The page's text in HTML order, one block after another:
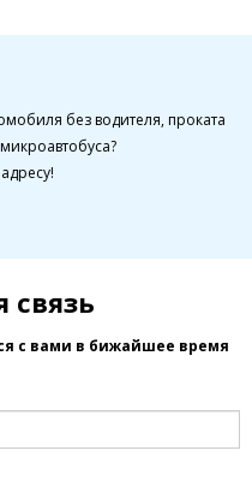
без водителя, проката
связь
с вами в бижайшее время